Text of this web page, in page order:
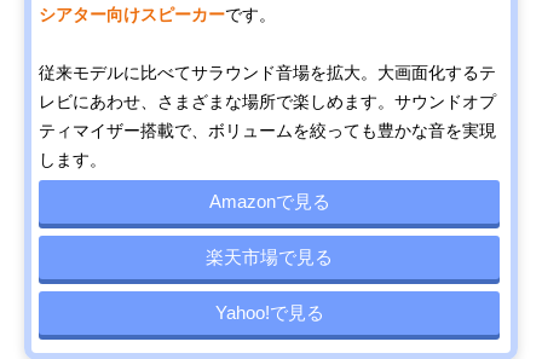
シアター向けスピーカーです。
従来モデルに比べてサラウンド音場を拡大。大画面化するテ
レビにあわせ、さまざまな場所で楽しめます。サウンドオプ
ティマイザー搭載で、ボリュームを絞っても豊かな音を実現
します。
Amazonで見る
楽天市場で見る
Yahoo!で見る